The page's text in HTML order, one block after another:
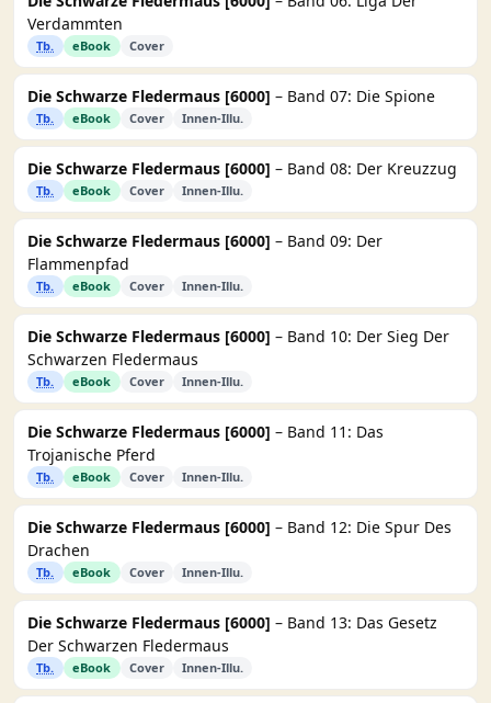
Verdammten
Tb. eBook Cover
Die Schwarze Fledermaus [6000] – Band 07: Die Spione
Tb. eBook Cover Innen-Illu.
Die Schwarze Fledermaus [6000] – Band 08: Der Kreuzzug
Tb. eBook Cover Innen-Illu.
Die Schwarze Fledermaus [6000] – Band 09: Der
Flammenpfad
Tb. eBook Cover Innen-Illu.
Die Schwarze Fledermaus [6000] – Band 10: Der Sieg Der
Schwarzen Fledermaus
Tb. eBook Cover Innen-Illu.
Die Schwarze Fledermaus [6000] – Band 11: Das
Trojanische Pferd
Tb. eBook Cover Innen-Illu.
Die Schwarze Fledermaus [6000] – Band 12: Die Spur Des
Drachen
Tb. eBook Cover Innen-Illu.
Die Schwarze Fledermaus [6000] – Band 13: Das Gesetz
Der Schwarzen Fledermaus
Tb. eBook Cover Innen-Illu.